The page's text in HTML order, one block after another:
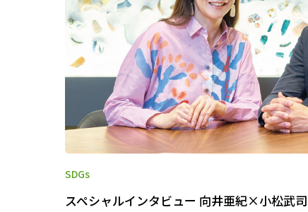
SDGs
スペシャルインタビュー 向井亜紀×小松武司